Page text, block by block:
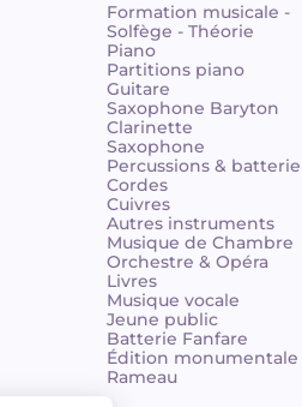
Formation musicale -
Solfège - Théorie
Piano
Partitions piano
Guitare
Saxophone Baryton
Clarinette
Saxophone
Percussions & batterie
Cordes
Cuivres
Autres instruments
Musique de Chambre
Orchestre & Opéra
Livres
Musique vocale
Jeune public
Batterie Fanfare
Édition monumentale
Rameau